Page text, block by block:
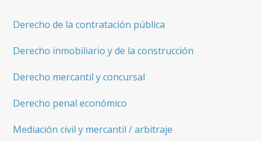
Derecho de la contratación pública
Derecho inmobiliario y de la construcción
Derecho mercantil y concursal
Derecho penal económico
Mediación civil y mercantil / arbitraje